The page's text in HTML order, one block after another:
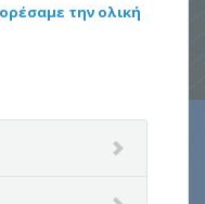
την ολική